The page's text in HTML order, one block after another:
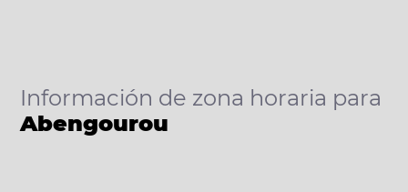
Información de zona horaria para
Abengourou